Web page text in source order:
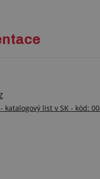
list v SK - kód: